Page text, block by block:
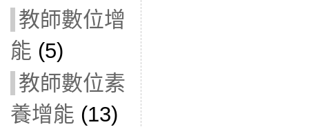
教師數位增
能 (5)
教師數位素
養增能 (13)